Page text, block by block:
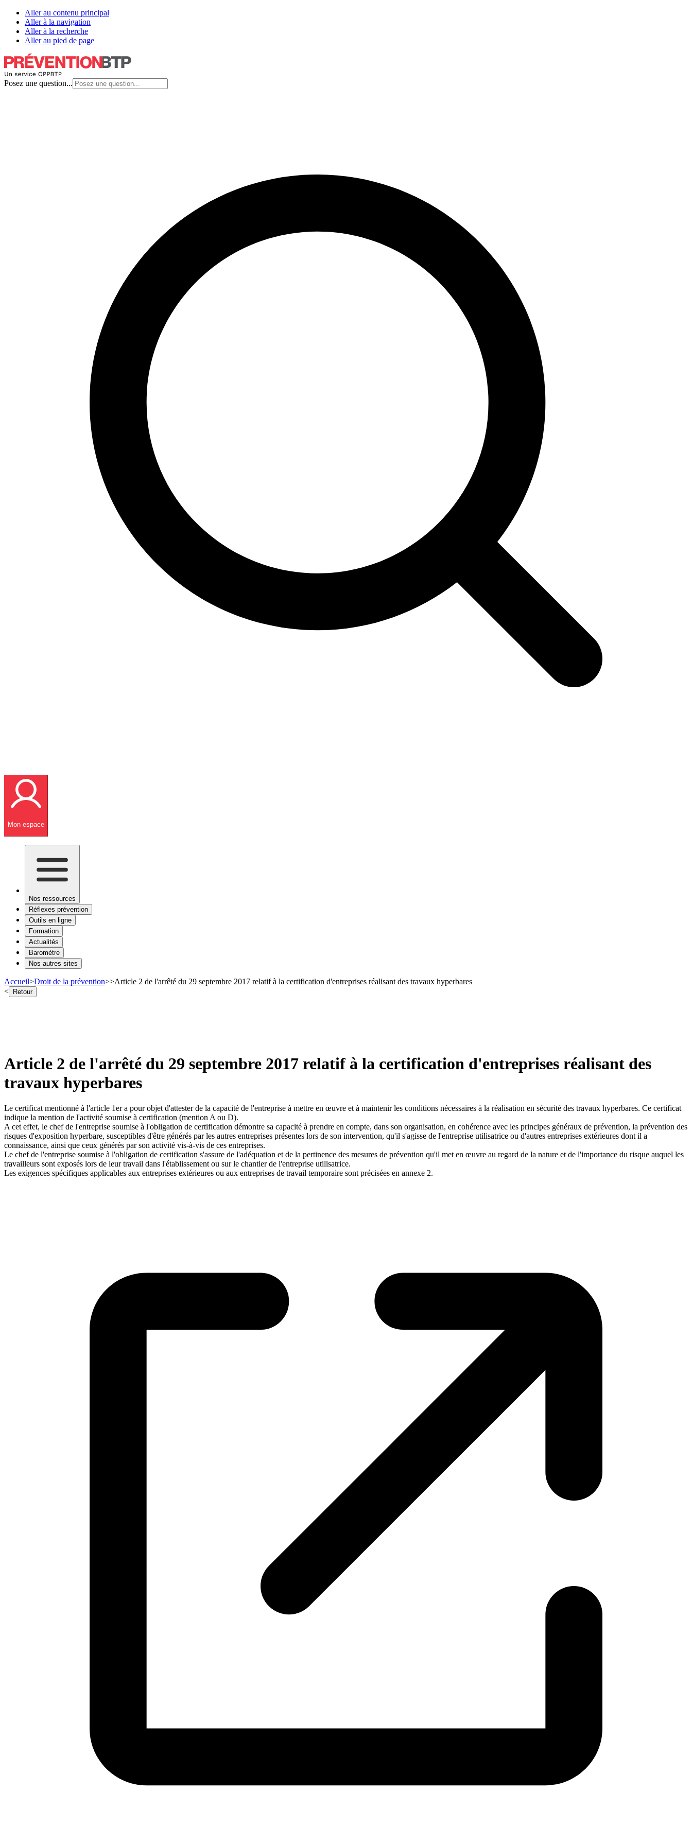
Aller au contenu principal
Aller à la navigation
Aller à la recherche
Aller au pied de page
Posez une question...
Mon espace
Nos ressources
Réflexes prévention
Outils en ligne
Formation
Actualités
Baromètre
Nos autres sites
Accueil>Droit de la prévention>>Article 2 de l'arrêté du 29 septembre 2017 relatif à la certification d'entreprises réalisant des travaux hyperbares
< Retour
Article 2 de l'arrêté du 29 septembre 2017 relatif à la certification d'entreprises réalisant des
travaux hyperbares
Le certificat mentionné à l'article 1er a pour objet d'attester de la capacité de l'entreprise à mettre en œuvre et à maintenir les conditions nécessaires à la réalisation en sécurité des travaux hyperbares. Ce certificat
indique la mention de l'activité soumise à certification (mention A ou D).
A cet effet, le chef de l'entreprise soumise à l'obligation de certification démontre sa capacité à prendre en compte, dans son organisation, en cohérence avec les principes généraux de prévention, la prévention des
risques d'exposition hyperbare, susceptibles d'être générés par les autres entreprises présentes lors de son intervention, qu'il s'agisse de l'entreprise utilisatrice ou d'autres entreprises extérieures dont il a
connaissance, ainsi que ceux générés par son activité vis-à-vis de ces entreprises.
Le chef de l'entreprise soumise à l'obligation de certification s'assure de l'adéquation et de la pertinence des mesures de prévention qu'il met en œuvre au regard de la nature et de l'importance du risque auquel les
travailleurs sont exposés lors de leur travail dans l'établissement ou sur le chantier de l'entreprise utilisatrice.
Les exigences spécifiques applicables aux entreprises extérieures ou aux entreprises de travail temporaire sont précisées en annexe 2.